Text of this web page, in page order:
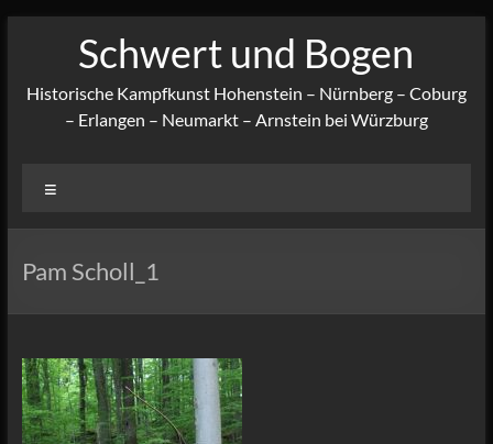
Schwert und Bogen
Historische Kampfkunst Hohenstein – Nürnberg – Coburg
– Erlangen – Neumarkt – Arnstein bei Würzburg
Pam Scholl_1